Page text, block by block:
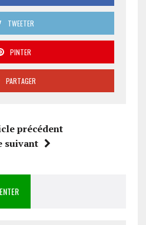
TWEETER
PINTER
PARTAGER
précédent
suivant